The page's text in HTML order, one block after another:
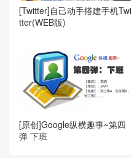
[Twitter]自己动手搭建手机Twi
tter(WEB版)
[原创]Google纵横趣事~第四
弹 下班